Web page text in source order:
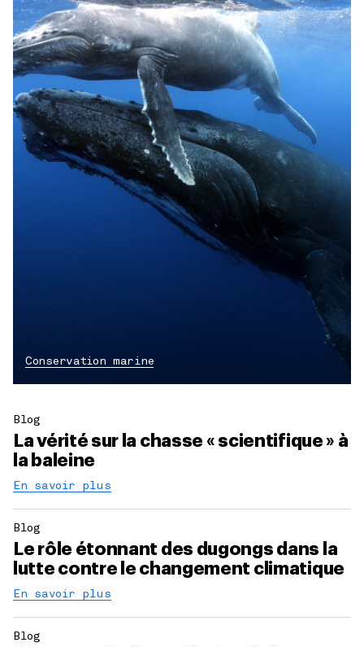
Conservation marine
Blog
La vérité sur la chasse « scientifique » à
la baleine
En savoir plus
Blog
Le rôle étonnant des dugongs dans la
lutte contre le changement climatique
En savoir plus
Blog